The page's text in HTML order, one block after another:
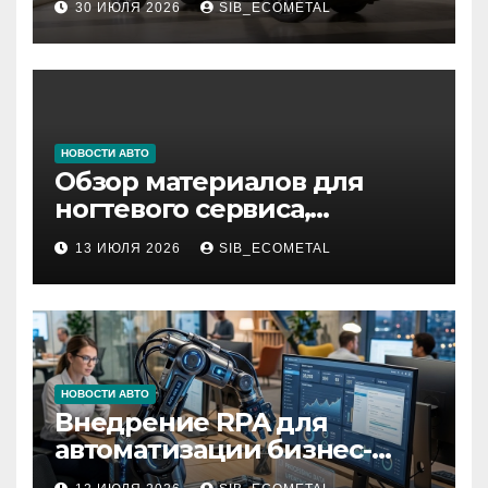
30 ИЮЛЯ 2026 SIB_ECOMETAL
НОВОСТИ АВТО
Обзор материалов для
ногтевого сервиса,
наращивания ресниц и
депиляции
13 ИЮЛЯ 2026 SIB_ECOMETAL
НОВОСТИ АВТО
Внедрение RPA для
автоматизации бизнес-
процессов